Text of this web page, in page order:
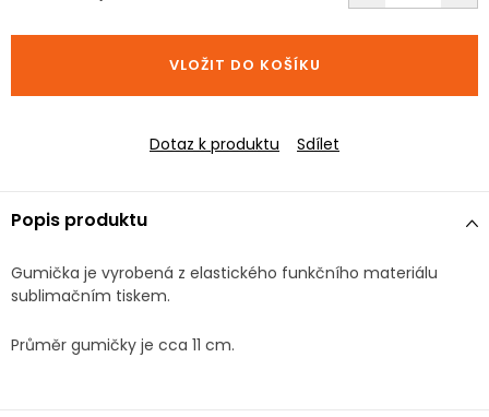
cena:
VLOŽIT DO KOŠÍKU
Dotaz k produktu Sdílet
Popis produktu
Gumička je vyrobená z elastického funkčního materiálu
sublimačním tiskem.
Průměr gumičky je cca 11 cm.